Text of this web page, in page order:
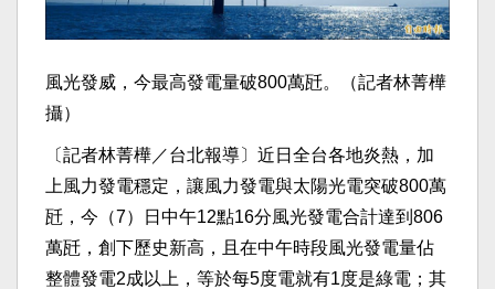
風光發威，今最高發電量破800萬瓩。（記者林菁樺
攝）
〔記者林菁樺／台北報導〕近日全台各地炎熱，加
上風力發電穩定，讓風力發電與太陽光電突破800萬
瓩，今（7）日中午12點16分風光發電合計達到806
萬瓩，創下歷史新高，且在中午時段風光發電量佔
整體發電2成以上，等於每5度電就有1度是綠電；其